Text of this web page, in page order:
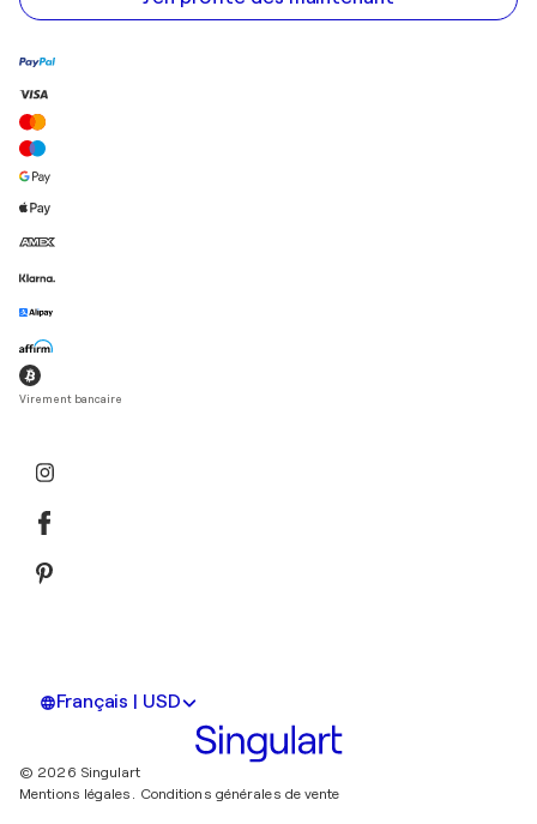
Virement bancaire
Français | USD
© 2026 Singulart
Mentions légales. Conditions générales de vente